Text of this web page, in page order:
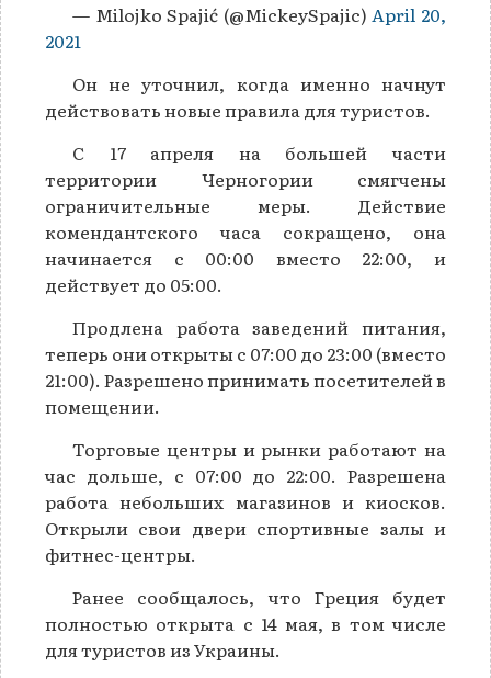
— Milojko Spajić (@MickeySpajic)April 20,
2021
Он не уточнил, когда именно начнут
действовать новые правила для туристов.
С 17 апреля на большей части
территории Черногории смягчены
ограничительные меры. Действие
комендантского часа сокращено, она
начинается с 00:00 вместо 22:00, и
действует до 05:00.
Продлена работа заведений питания,
теперь они открыты с 07:00 до 23:00 (вместо
21:00). Разрешено принимать посетителей в
помещении.
Торговые центры и рынки работают на
час дольше, с 07:00 до 22:00. Разрешена
работа небольших магазинов и киосков.
Открыли свои двери спортивные залы и
фитнес-центры.
Ранее сообщалось, что Греция будет
полностью открыта с 14 мая, в том числе
для туристов из Украины.